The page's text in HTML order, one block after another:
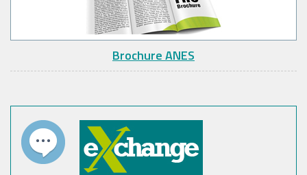
Brochure ANES